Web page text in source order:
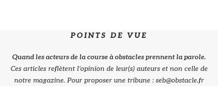
POINTS DE VUE
Quand les acteurs de la course à obstacles prennent la parole.
Ces articles reflètent l’opinion de leur(s) auteurs et non celle de
notre magazine. Pour proposer une tribune : seb@obstacle.fr